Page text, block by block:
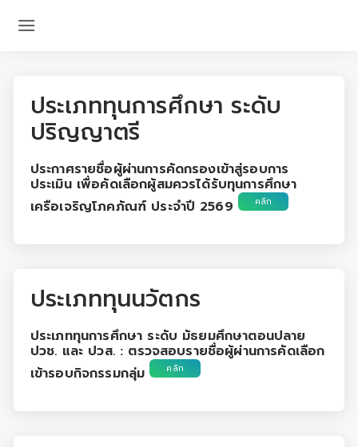
ประเภททุนการศึกษา ระดับ
ปริญญาตรี
ประกาศรายชื่อผู้ผ่านการคัดกรองเข้าสู่รอบการ
ประเมิน เพื่อคัดเลือกผู้สมควรได้รับทุนการศึกษา
เครือเจริญโภคภัณฑ์ ประจำปี 2569
คลิก
ประเภททุนนวัตกร
ประเภททุนการศึกษา ระดับ มัธยมศึกษาตอนปลาย
ปวช. และ ปวส. : ตรวจสอบรายชื่อผู้ผ่านการคัดเลือก
เข้ารอบกิจกรรมกลุ่ม
คลิก